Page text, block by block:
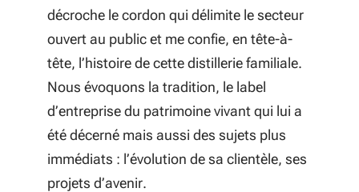
décroche le cordon qui délimite le secteur
ouvert au public et me confie, en tête-à-
tête, l’histoire de cette distillerie familiale.
Nous évoquons la tradition, le label
d’entreprise du patrimoine vivant qui lui a
été décerné mais aussi des sujets plus
immédiats : l’évolution de sa clientèle, ses
projets d’avenir.